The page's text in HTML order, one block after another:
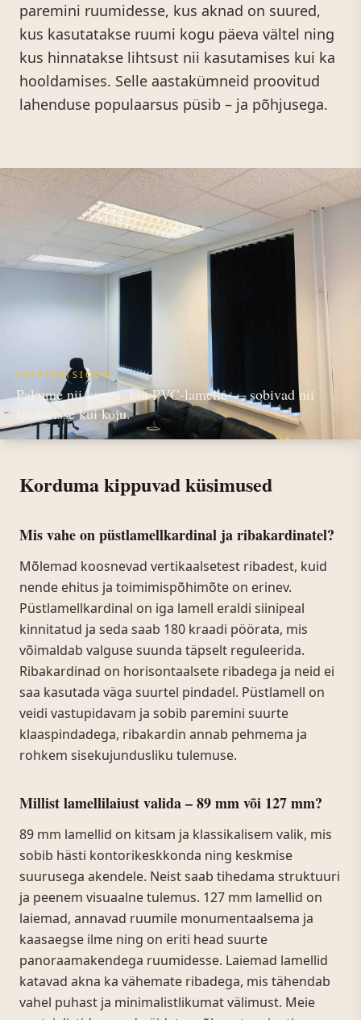
paremini ruumidesse, kus aknad on suured,
kus kasutatakse ruumi kogu päeva vältel ning
kus hinnatakse lihtsust nii kasutamises kui ka
hooldamises. Selle aastakümneid proovitud
lahenduse populaarsus püsib – ja põhjusega.
INSPIRATSIOON
Pakume nii kanga- kui PVC-lamelle — sobivad nii
kontorisse kui koju.
Korduma kippuvad küsimused
Mis vahe on püstlamellkardinal ja ribakardinatel?
Mõlemad koosnevad vertikaalsetest ribadest, kuid
nende ehitus ja toimimispõhimõte on erinev.
Püstlamellkardinal on iga lamell eraldi siinipeal
kinnitatud ja seda saab 180 kraadi pöörata, mis
võimaldab valguse suunda täpselt reguleerida.
Ribakardinad on horisontaalsete ribadega ja neid ei
saa kasutada väga suurtel pindadel. Püstlamell on
veidi vastupidavam ja sobib paremini suurte
klaaspindadega, ribakardin annab pehmema ja
rohkem sisekujundusliku tulemuse.
Millist lamellilaiust valida – 89 mm või 127 mm?
89 mm lamellid on kitsam ja klassikalisem valik, mis
sobib hästi kontorikeskkonda ning keskmise
suurusega akendele. Neist saab tihedama struktuuri
ja peenem visuaalne tulemus. 127 mm lamellid on
laiemad, annavad ruumile monumentaalsema ja
kaasaegse ilme ning on eriti head suurte
panoraamakendega ruumidesse. Laiemad lamellid
katavad akna ka vähemate ribadega, mis tähendab
vahel puhast ja minimalistlikumat välimust. Meie